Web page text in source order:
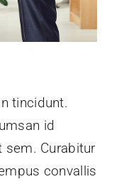
tincidunt.
id
Curabitur
convallis